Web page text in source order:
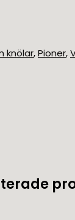
knölar,Pioner,